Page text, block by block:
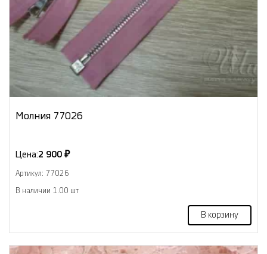
Молния 77026
Цена:2 900 ₽
Артикул: 77026
В наличии 1.00 шт
В корзину